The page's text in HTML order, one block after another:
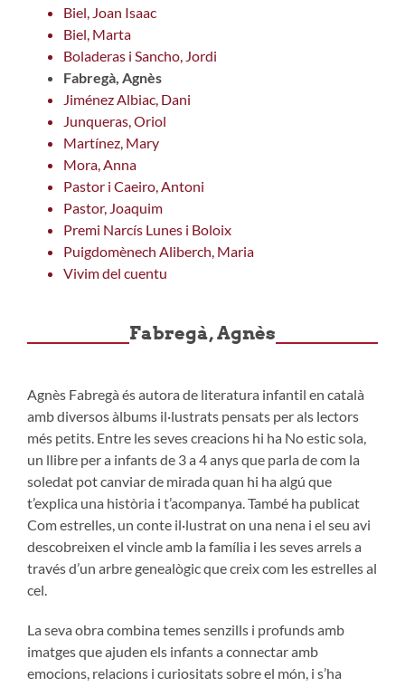
Biel, Joan Isaac
Biel, Marta
Boladeras i Sancho, Jordi
Fabregà, Agnès
Jiménez Albiac, Dani
Junqueras, Oriol
Martínez, Mary
Mora, Anna
Pastor i Caeiro, Antoni
Pastor, Joaquim
Premi Narcís Lunes i Boloix
Puigdomènech Aliberch, Maria
Vivim del cuentu
Fabregà, Agnès
Agnès Fabregà és autora de literatura infantil en català
amb diversos àlbums il·lustrats pensats per als lectors
més petits. Entre les seves creacions hi ha No estic sola,
un llibre per a infants de 3 a 4 anys que parla de com la
soledat pot canviar de mirada quan hi ha algú que
t’explica una història i t’acompanya. També ha publicat
Com estrelles, un conte il·lustrat on una nena i el seu avi
descobreixen el vincle amb la família i les seves arrels a
través d’un arbre genealògic que creix com les estrelles al
cel.
La seva obra combina temes senzills i profunds amb
imatges que ajuden els infants a connectar amb
emocions, relacions i curiositats sobre el món, i s’ha